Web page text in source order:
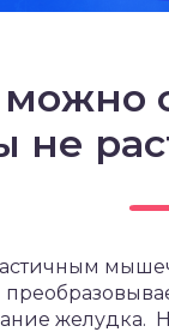
не
желудка.